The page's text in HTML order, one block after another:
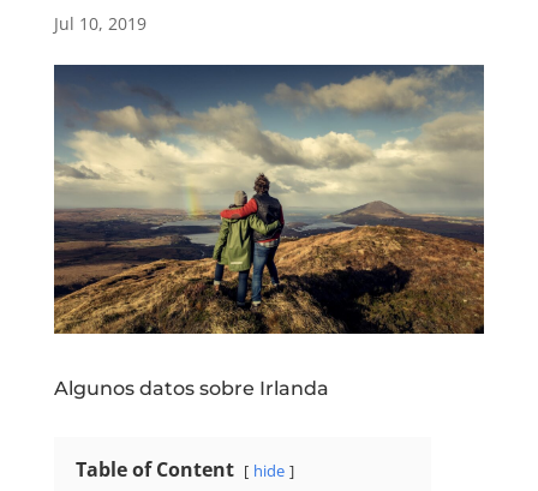
Jul 10, 2019
Algunos datos sobre Irlanda
Table of Content hide